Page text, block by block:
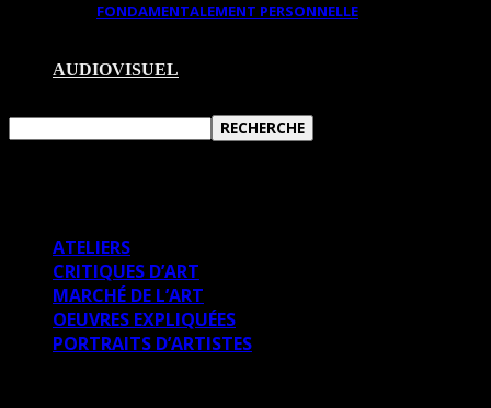
FONDAMENTALEMENT PERSONNELLE
AUDIOVISUEL
ATELIERS
CRITIQUES D’ART
MARCHÉ DE L’ART
OEUVRES EXPLIQUÉES
PORTRAITS D’ARTISTES